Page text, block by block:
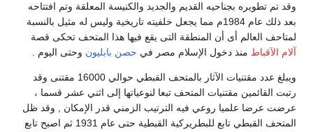
وقد تم تطويره بجناحيه القديم والجديد والكنيسة المعلقة وتم افتتاحه
بعد ذلك عام 1984م مما يجعل خلفيته تاريخية وليس له مثيل بالنسبة
لمتاحف العالم أى أن المنطقة التى يقع فيها هذا المتحف تحكى قصة
آلام الآقباطمنذ دخول الإسلام مصر فيحصن بابليونوحتى اليوم .
ويبلغ عدد مقتنيات الآثار بالمتحف القبطي حوالي 16000 مقتنى وقد
رتبت القائمين مقتنيات المتحف تبعا لنوعياتها إلى اثني عشر قسما ،
عرضت عرضا علميا روعي فيه الترتيب الزمني قدر الإمكان , وقد ظل
المتحف القبطي تابع للبطريركية القبطية حتى عام 1931 ثم اصبح تابع